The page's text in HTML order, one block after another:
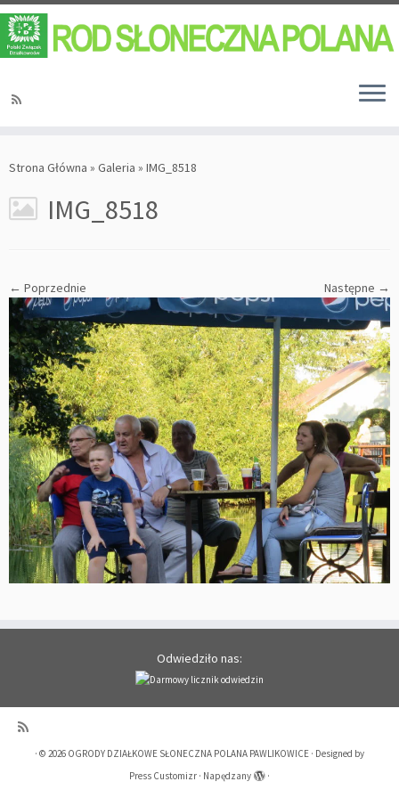
Strona Główna » Galeria » IMG_8518
IMG_8518
← Poprzednie Następne →
Odwiedziło nas:
· © 2026 OGRODY DZIAŁKOWE SŁONECZNA POLANA PAWLIKOWICE · Designed by
Press Customizr · Napędzany ·